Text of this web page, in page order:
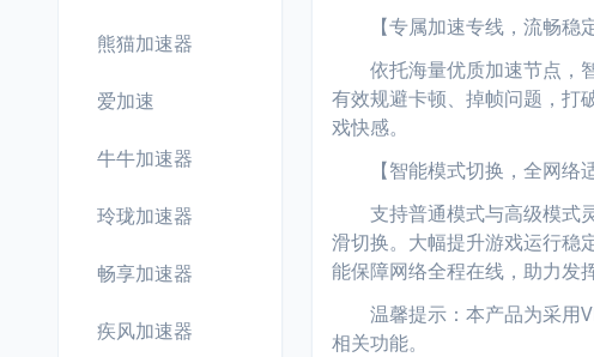
熊猫加速器
爱加速
牛牛加速器
玲珑加速器
畅享加速器
疾风加速器
【专属加速专线，流畅稳定
依托海量优质加速节点，智
有效规避卡顿、掉帧问题，打
戏快感。
【智能模式切换，全网络适
支持普通模式与高级模式灵
滑切换。大幅提升游戏运行稳
能保障网络全程在线，助力发
温馨提示：本产品为采用
相关功能。